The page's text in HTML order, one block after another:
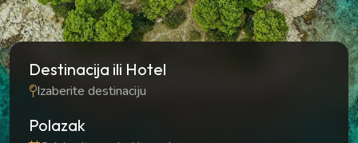
Destinacija ili Hotel
Polazak